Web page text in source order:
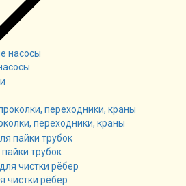
переходники, краны
трубок
чистки рёбер